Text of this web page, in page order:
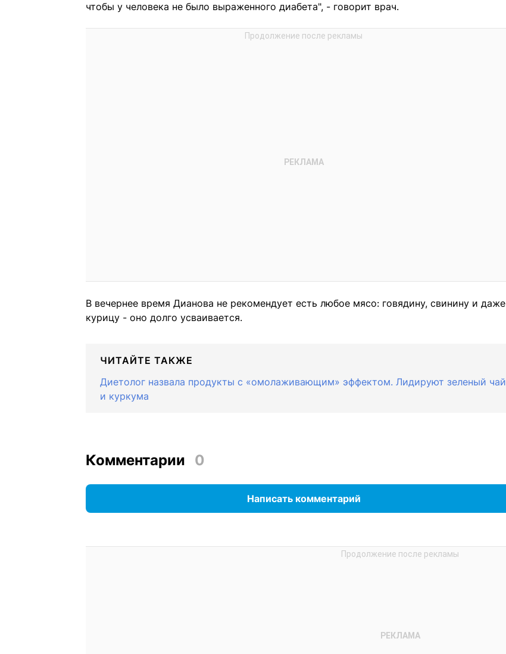
чтобы у человека не было выраженного диабета", - говорит врач.
В вечернее время Дианова не рекомендует есть любое мясо: говядину, свинину и даже
курицу - оно долго усваивается.
ЧИТАЙТЕ ТАКЖЕ
Диетолог назвала продукты с «омолаживающим» эффектом. Лидируют зеленый чай
и куркума
Комментарии 0
Написать комментарий